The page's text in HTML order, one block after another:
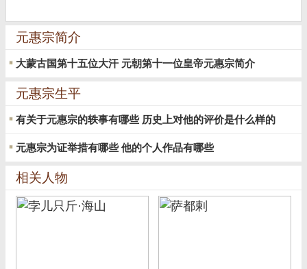
元惠宗简介
大蒙古国第十五位大汗 元朝第十一位皇帝元惠宗简介
元惠宗生平
有关于元惠宗的轶事有哪些 历史上对他的评价是什么样的
元惠宗为证举措有哪些 他的个人作品有哪些
相关人物